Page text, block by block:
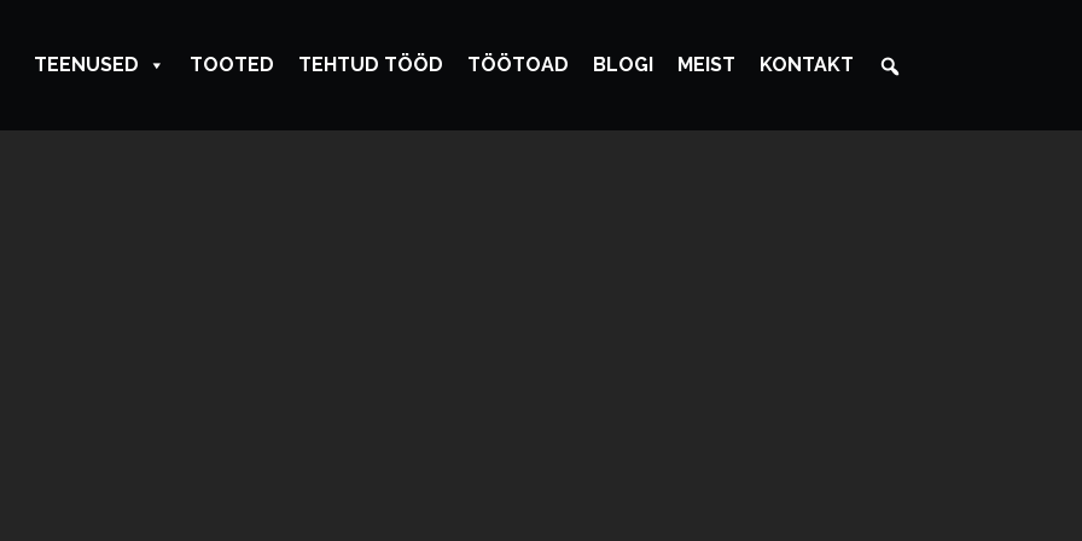
TEENUSED TOOTED TEHTUD TÖÖD TÖÖTOAD BLOGI MEIST KONTAKT